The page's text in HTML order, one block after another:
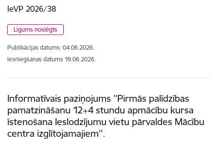
IeVP 2026/38
Līgums noslēgts
Publikācijas datums: 04.06.2026.
Iesniegšanas datums 19.06.2026.
Informatīvais paziņojums ''Pirmās palīdzības
pamatzināšanu 12+4 stundu apmācību kursa
īstenošana Ieslodzījumu vietu pārvaldes Mācību
centra izglītojamajiem''.